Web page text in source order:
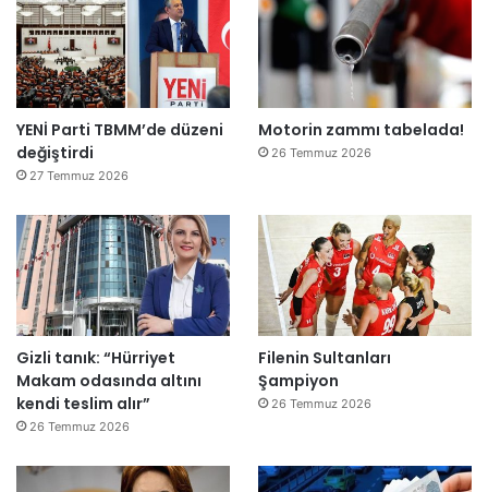
YENİ Parti TBMM’de düzeni
değiştirdi
27 Temmuz 2026
Motorin zammı tabelada!
26 Temmuz 2026
Gizli tanık: “Hürriyet
Makam odasında altını
kendi teslim alır”
26 Temmuz 2026
Filenin Sultanları
Şampiyon
26 Temmuz 2026